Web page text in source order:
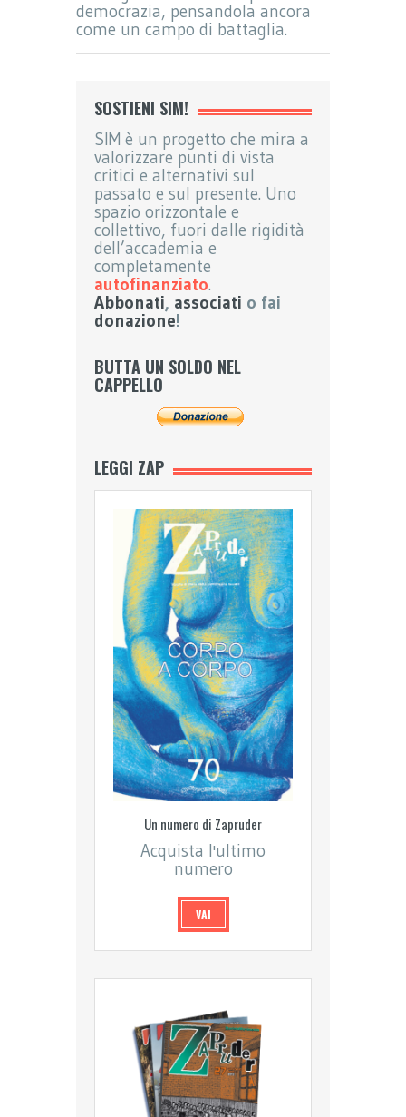
democrazia, pensandola ancora
come un campo di battaglia.
SOSTIENI SIM!
SIM è un progetto che mira a
valorizzare punti di vista
critici e alternativi sul
passato e sul presente. Uno
spazio orizzontale e
collettivo, fuori dalle rigidità
dell’accademia e
completamente
autofinanziato.
Abbonati, associati o fai
donazione!
BUTTA UN SOLDO NEL
CAPPELLO
LEGGI ZAP
Un numero di Zapruder
Acquista l'ultimo
numero
VAI